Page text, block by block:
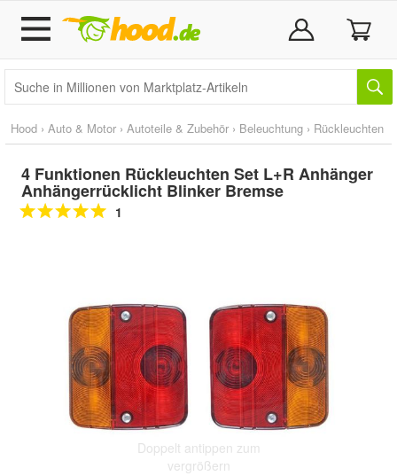
Hood › Auto & Motor › Autoteile & Zubehör › Beleuchtung › Rückleuchten
4 Funktionen Rückleuchten Set L+R Anhänger
Anhängerrücklicht Blinker Bremse
1
Doppelt antippen zum
vergrößern